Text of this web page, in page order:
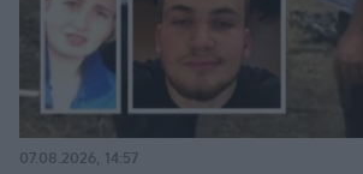
07.08.2026, 14:57